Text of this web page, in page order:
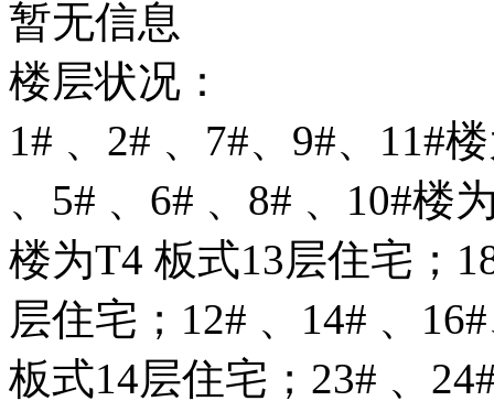
暂无信息
楼层状况：
1# 、2# 、7#、9#、11#
、5# 、6# 、8# 、10#楼
楼为T4 板式13层住宅；
层住宅；12# 、14# 、
板式14层住宅；23# 、